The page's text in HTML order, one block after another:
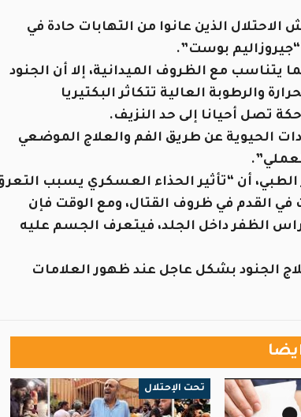
الذين عانوا من التهابات حادة في
بوست”.
مع الظروف الميدانية، إلا أن الجنود
والرطوبة العالية تتكاثر البكتيريا
تصل أحيانا إلى حد النزيف.
الحيوية عن طريق الفم والعلاج الموضعي
أن “تأثير الحذاء العسكري يسبب
في القدم في ظروف القتال، ومع الوقت فإن
الظفر داخل الجلد، فيتعرف الجسم عليه
الجنود بشكل عاجل عند ظهور العلامات
تحت الإحتلال